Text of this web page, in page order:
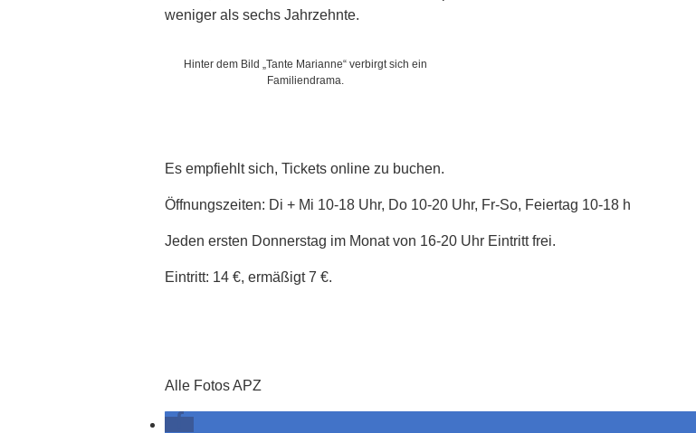
weniger als sechs Jahrzehnte.
Hinter dem Bild „Tante Marianne“ verbirgt sich ein
Familiendrama.
Es empfiehlt sich, Tickets online zu buchen.
Öffnungszeiten: Di + Mi 10-18 Uhr, Do 10-20 Uhr, Fr-So, Feiertag 10-18 h
Jeden ersten Donnerstag im Monat von 16-20 Uhr Eintritt frei.
Eintritt: 14 €, ermäßigt 7 €.
Alle Fotos APZ